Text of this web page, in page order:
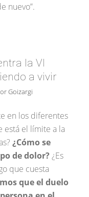
nuevo”.
la VI
a vivir
Goizargi
en los diferentes
está el límite a la
¿Cómo se
de dolor?¿Es
que cuesta
que el duelo